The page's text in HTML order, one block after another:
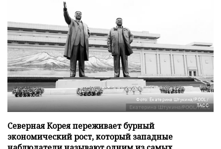
Фото: Екатерина Штукина/POOL/
ТАСС
Северная Корея переживает бурный
экономический рост, который западные